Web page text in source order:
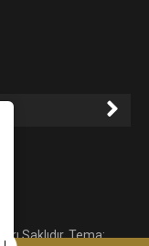
Saklıdır. Tema: